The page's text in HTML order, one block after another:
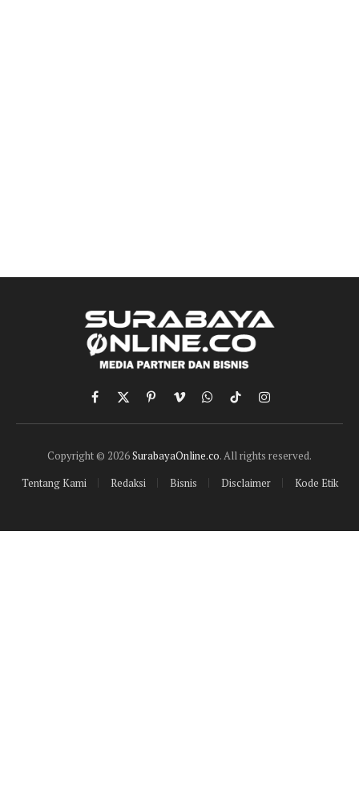
Facebook
X
(Twitter)
PinterestVimeoWhatsApp
TikTokInstagram
Copyright © 2026SurabayaOnline.co. All rights reserved.
Tentang Kami
Redaksi Bisnis Disclaimer Kode Etik